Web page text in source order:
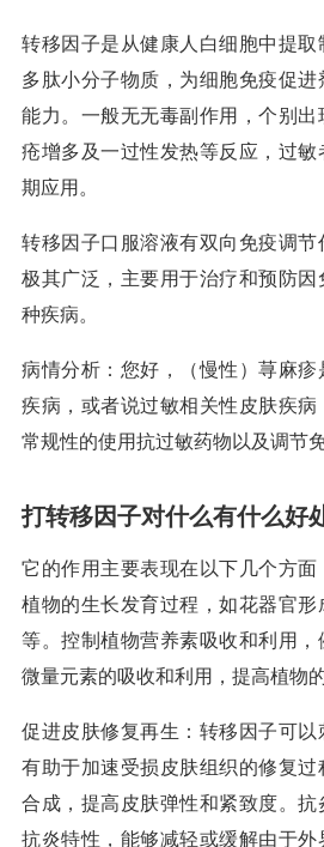
转移因子是从健康人白细胞中提
多肽小分子物质，为细胞免疫促
能力。一般无无毒副作用，个别
疮增多及一过性发热等反应，过
期应用。
转移因子口服溶液有双向免疫调节
极其广泛，主要用于治疗和预防
种疾病。
病情分析：您好，（慢性）荨麻
疾病，或者说过敏相关性皮肤疾病
常规性的使用抗过敏药物以及调节
打转移因子对什么有什么好
它的作用主要表现在以下几个方
植物的生长发育过程，如花器官形
等。控制植物营养素吸收和利用
微量元素的吸收和利用，提高植物
促进皮肤修复再生：转移因子可以
有助于加速受损皮肤组织的修复过
合成，提高皮肤弹性和紧致度。
抗炎特性，能够减轻或缓解由于